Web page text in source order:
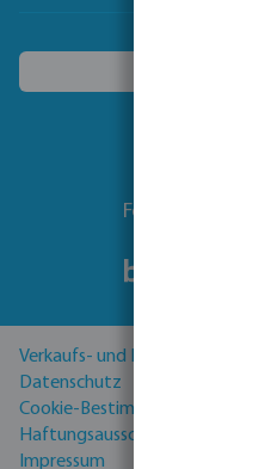
Folgen Sie uns
Verkaufs- und Lieferbedingungen
Datenschutz
Cookie-Bestimmungen
Haftungsausschluss
Impressum